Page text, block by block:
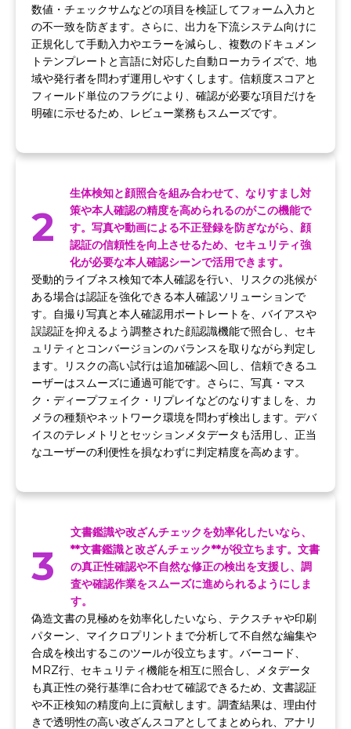
数値・チェックサムなどの項目を検証してフォーム入力と
の不一致を防ぎます。さらに、出力を下流システム向けに
正規化して手動入力やエラーを減らし、複数のドキュメン
トテンプレートと言語に対応した自動ローカライズで、地
域や発行者を問わず運用しやすくします。信頼度スコアと
フィールド単位のフラグにより、確認が必要な項目だけを
明確に示せるため、レビュー業務もスムーズです。
2
生体検知と顔照合を組み合わせて、なりすまし対
策や本人確認の精度を高められるのがこの機能で
す。写真や動画による不正登録を防ぎながら、顔
認証の信頼性を向上させるため、セキュリティ強
化が必要な本人確認シーンで活用できます。
受動的ライブネス検知で本人確認を行い、リスクの兆候が
ある場合は認証を強化できる本人確認ソリューションで
す。自撮り写真と本人確認用ポートレートを、バイアスや
誤認証を抑えるよう調整された顔認識機能で照合し、セキ
ュリティとコンバージョンのバランスを取りながら判定し
ます。リスクの高い試行は追加確認へ回し、信頼できるユ
ーザーはスムーズに通過可能です。さらに、写真・マス
ク・ディープフェイク・リプレイなどのなりすましを、カ
メラの種類やネットワーク環境を問わず検出します。デバ
イスのテレメトリとセッションメタデータも活用し、正当
なユーザーの利便性を損なわずに判定精度を高めます。
3
文書鑑識や改ざんチェックを効率化したいなら、
**文書鑑識と改ざんチェック**が役立ちます。文書
の真正性確認や不自然な修正の検出を支援し、調
査や確認作業をスムーズに進められるようにしま
す。
偽造文書の見極めを効率化したいなら、テクスチャや印刷
パターン、マイクロプリントまで分析して不自然な編集や
合成を検出するこのツールが役立ちます。バーコード、
MRZ行、セキュリティ機能を相互に照合し、メタデータ
も真正性の発行基準に合わせて確認できるため、文書認証
や不正検知の精度向上に貢献します。調査結果は、理由付
きで透明性の高い改ざんスコアとしてまとめられ、アナリ